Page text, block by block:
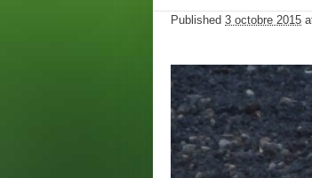
Published 3 octobre 2015